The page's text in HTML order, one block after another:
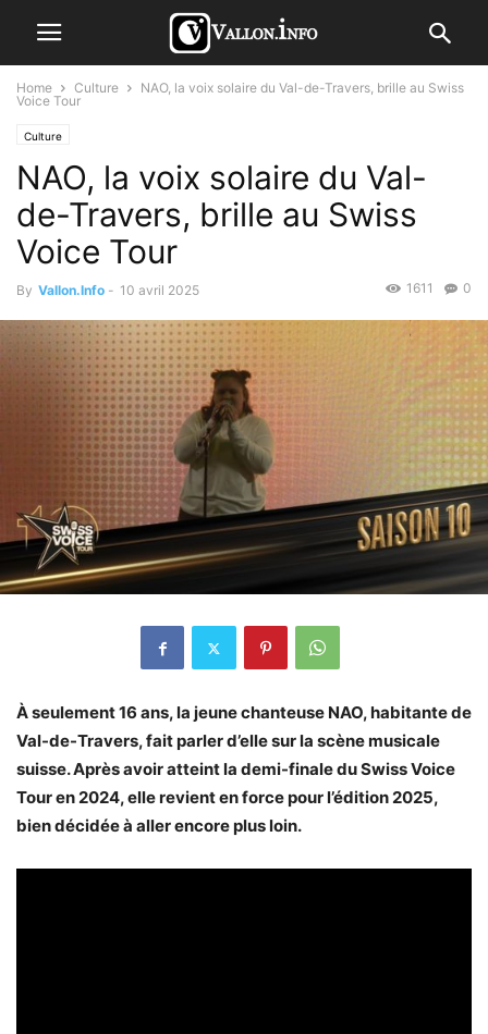
Home Culture
NAO, la voix solaire du Val-de-Travers, brille au Swiss
Voice Tour
Culture
NAO, la voix solaire du Val-
de-Travers, brille au Swiss
Voice Tour
By Vallon.Info - 10 avril 2025 0
1611
À seulement 16 ans, la jeune chanteuse NAO, habitante de
Val-de-Travers, fait parler d’elle sur la scène musicale
suisse. Après avoir atteint la demi-finale du Swiss Voice
Tour en 2024, elle revient en force pour l’édition 2025,
bien décidée à aller encore plus loin.